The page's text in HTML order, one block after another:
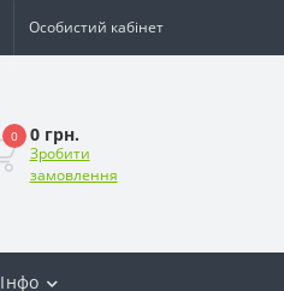
Особистий кабінет
0 0 грн.
Зробити
замовлення
Інфо